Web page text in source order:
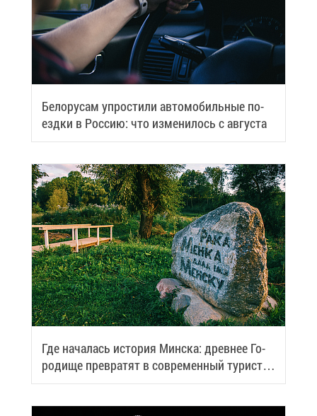
Бе­ло­ру­сам упро­сти­ли ав­то­мо­биль­ные по­
езд­ки в Рос­сию: что из­ме­ни­лось с ав­гу­ста
Где на­ча­лась ис­то­рия Мин­ска: древ­нее Го­
ро­ди­ще пре­вра­тят в со­вре­мен­ный ту­ри­сти­
че­ский центр